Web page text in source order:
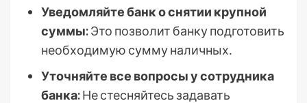
Уведомляйте банк о снятии крупной
суммы:Это позволит банку подготовить
необходимую сумму наличных․
Уточняйте все вопросы у сотрудника
банка:Не стесняйтесь задавать